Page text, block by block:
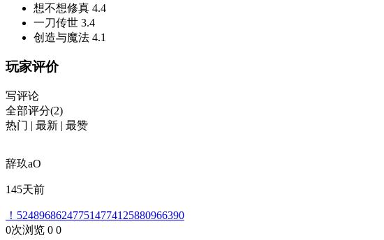
想不想修真 4.4
一刀传世 3.4
创造与魔法 4.1
玩家评价
写评论
全部评分(2)
热门 | 最新 | 最赞
辞玖aO
145天前
！524896862477514774125880966390
0次浏览 0 0